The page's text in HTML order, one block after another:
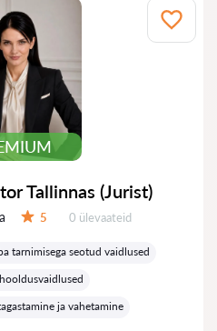
Tallinnas (Jurist)
5 Ülevaateid:
0 ülevaateid
tarnimisega seotud vaidlused
ja vahetamine